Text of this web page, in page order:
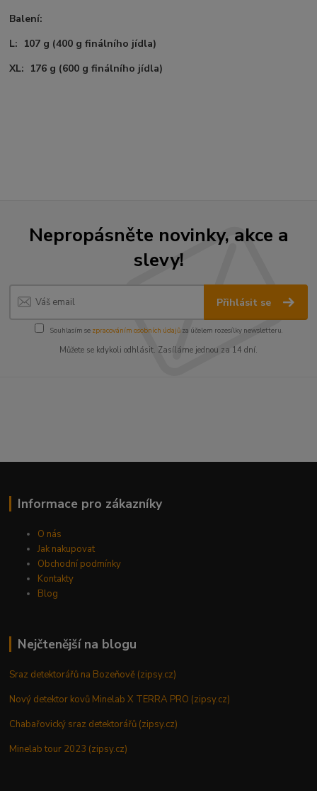
Balení:
L: 107 g (400 g finálního jídla)
XL: 176 g (600 g finálního jídla)
Nepropásněte novinky, akce a
slevy!
Přihlásit se
Souhlasím se zpracováním osobních údajůza účelem rozesílky newsletteru.
Můžete se kdykoli odhlásit. Zasíláme jednou za 14 dní.
Informace pro zákazníky
O nás
Jak nakupovat
Obchodní podmínky
Kontakty
Blog
Nejčtenější na blogu
Sraz detektorářů na Bozeňově (zipsy.cz)
Nový detektor kovů Minelab X TERRA PRO (zipsy.cz)
Chabařovický sraz detektorářů (zipsy.cz)
Minelab tour 2023 (zipsy.cz)